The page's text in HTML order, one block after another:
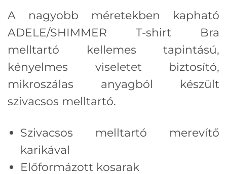
A nagyobb méretekben kapható
ADELE/SHIMMER T-shirt Bra
melltartó kellemes tapintású,
kényelmes viseletet biztosító,
mikroszálas anyagból készült
szivacsos melltartó.
Szivacsos melltartó merevítő
karikával
Előformázott kosarak